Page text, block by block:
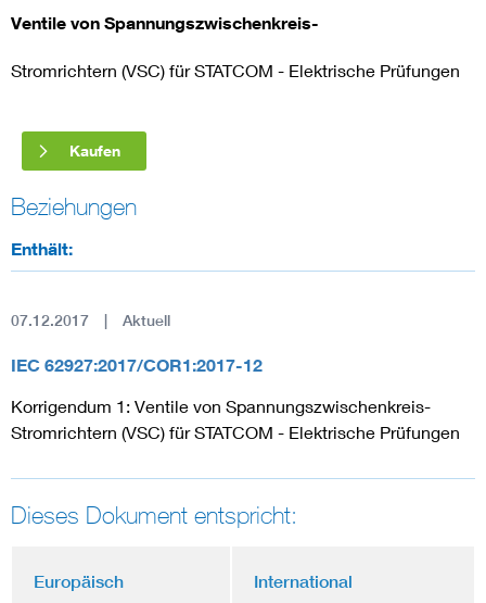
Blitzschutz: DIN EN 62305 in der Übersicht
Circular Economy für mehr Ressourceneffizienz
Elektrofachkraft (EFK)
Ventile von Spannungszwischenkreis-
Stromrichtern (VSC) für STATCOM - Elektrische Prüfungen
Kaufen
Beziehungen
Enthält:
07.12.2017 Aktuell
IEC 62927:2017/COR1:2017-12
Korrigendum 1: Ventile von Spannungszwischenkreis-
Stromrichtern (VSC) für STATCOM - Elektrische Prüfungen
Dieses Dokument entspricht:
Europäisch International